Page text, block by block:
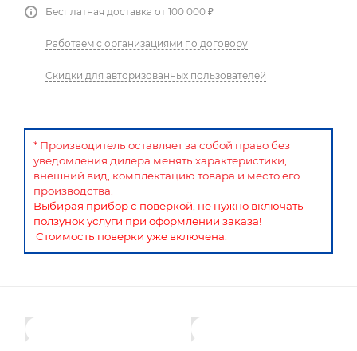
Бесплатная доставка от 100 000 ₽
Работаем с организациями по договору
Скидки для авторизованных пользователей
* Производитель оставляет за собой право без
уведомления дилера менять характеристики,
внешний вид, комплектацию товара и место его
производства.
Выбирая прибор с поверкой, не нужно включать
ползунок услуги при оформлении заказа!
Стоимость поверки уже включена.